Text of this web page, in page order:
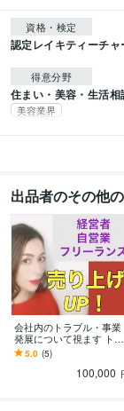
資格・検定
認定レイキティーチャ
得意分野
住まい・美容・生活相
美容業界
出品者のその他
会社内のトラブル・事業
発展について視ます トラ
ブル解消から回避、事業
発展についてのセッショ
5.0 (5)
100,000